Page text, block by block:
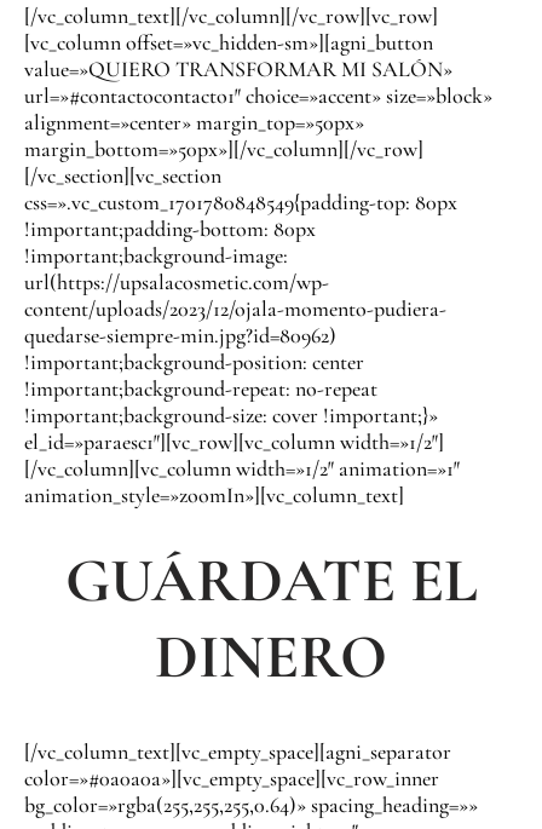
[/vc_column_text][/vc_column][/vc_row][vc_row]
[vc_column offset=»vc_hidden-sm»][agni_button
value=»QUIERO TRANSFORMAR MI SALÓN»
url=»#contactocontacto1″ choice=»accent» size=»block»
alignment=»center» margin_top=»50px»
margin_bottom=»50px»][/vc_column][/vc_row]
[/vc_section][vc_section
css=».vc_custom_1701780848549{padding-top: 80px
!important;padding-bottom: 80px
!important;background-image:
url(https://upsalacosmetic.com/wp-
content/uploads/2023/12/ojala-momento-pudiera-
quedarse-siempre-min.jpg?id=80962)
!important;background-position: center
!important;background-repeat: no-repeat
!important;background-size: cover !important;}»
el_id=»paraesc1″][vc_row][vc_column width=»1/2″]
[/vc_column][vc_column width=»1/2″ animation=»1″
animation_style=»zoomIn»][vc_column_text]
GUÁRDATE EL
DINERO
[/vc_column_text][vc_empty_space][agni_separator
color=»#0a0a0a»][vc_empty_space][vc_row_inner
bg_color=»rgba(255,255,255,0.64)» spacing_heading=»»